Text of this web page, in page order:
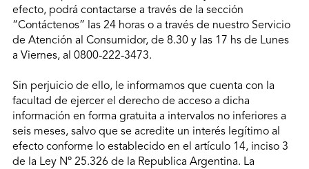
efecto, podrá contactarse a través de la sección
“Contáctenos” las 24 horas o a través de nuestro Servicio
de Atención al Consumidor, de 8.30 y las 17 hs de Lunes
a Viernes, al 0800-222-3473.
Sin perjuicio de ello, le informamos que cuenta con la
facultad de ejercer el derecho de acceso a dicha
información en forma gratuita a intervalos no inferiores a
seis meses, salvo que se acredite un interés legítimo al
efecto conforme lo establecido en el artículo 14, inciso 3
de la Ley Nº 25.326 de la Republica Argentina. La